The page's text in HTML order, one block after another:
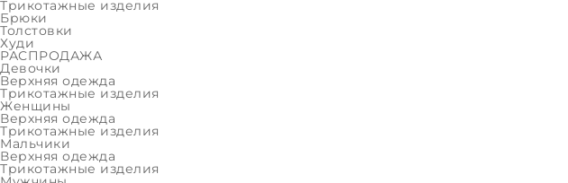
Трикотажные изделия
Брюки
Толстовки
Худи
РАСПРОДАЖА
Девочки
Верхняя одежда
Трикотажные изделия
Женщины
Верхняя одежда
Трикотажные изделия
Мальчики
Верхняя одежда
Трикотажные изделия
ФИЛЬТР
ОЧИСТИТЬ
Женщины
Мальчики
Мужчины
ВЫБРАТЬ ПАРАМЕТРЫ